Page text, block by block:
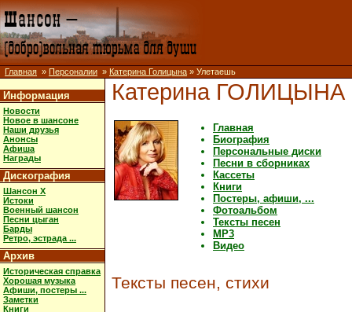
Главная » Персоналии » Катерина Голицына » Улетаешь
Информация
Новости
Новое в шансоне
Наши друзья
Анонсы
Афиша
Награды
Дискография
Шансон X
Истоки
Военный шансон
Песни цыган
Барды
Ретро, эстрада ...
Архив
Историческая справка
Хорошая музыка
Афиши, постеры ...
Заметки
Книги
Катерина ГОЛИЦЫНА
Главная
Биография
Персональные диски
Песни в сборниках
Кассеты
Книги
Постеры, афиши, ...
Фотоальбом
Тексты песен
MP3
Видео
Тексты песен, стихи